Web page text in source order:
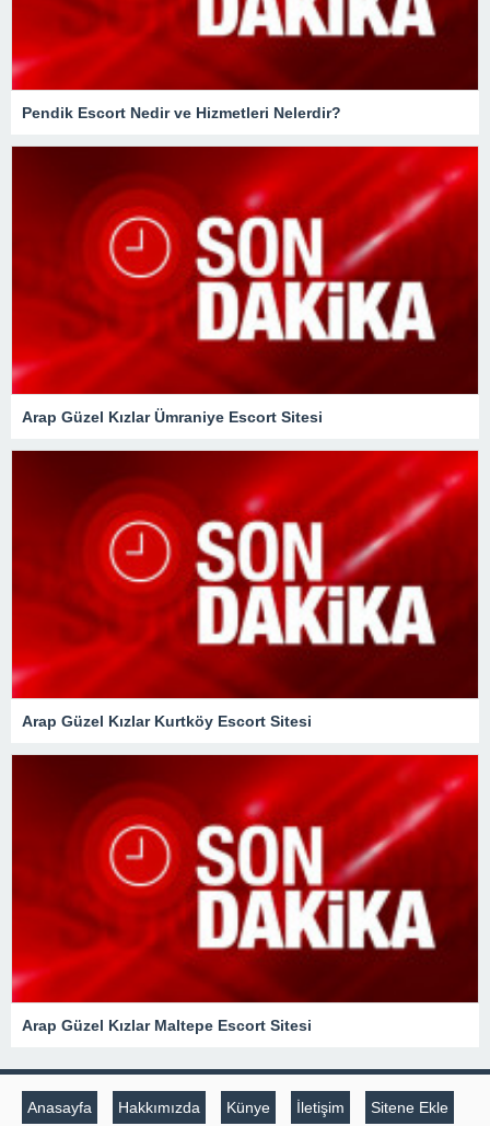
Pendik Escort Nedir ve Hizmetleri Nelerdir?
Arap Güzel Kızlar Ümraniye Escort Sitesi
Arap Güzel Kızlar Kurtköy Escort Sitesi
Arap Güzel Kızlar Maltepe Escort Sitesi
Anasayfa Hakkımızda Künye İletişim Sitene Ekle